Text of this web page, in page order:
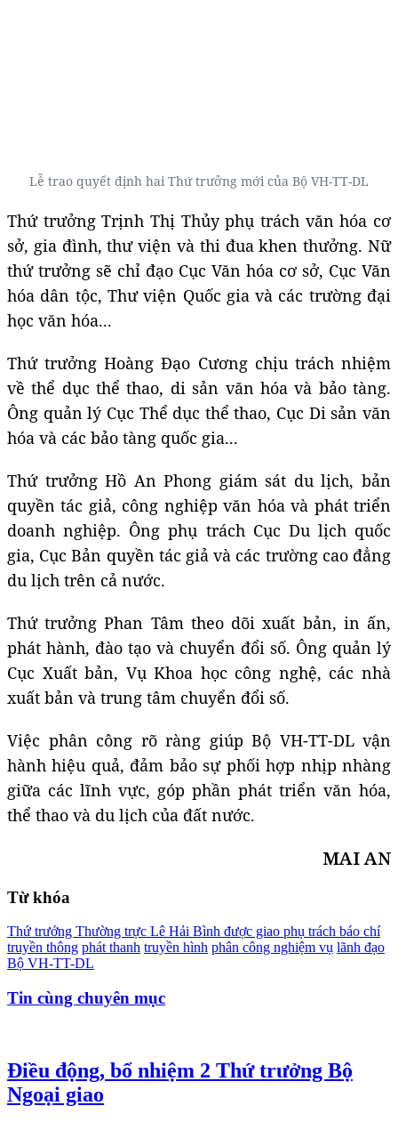
Lễ trao quyết định hai Thứ trưởng mới của Bộ VH-TT-DL
Thứ trưởng Trịnh Thị Thủy phụ trách văn hóa cơ
sở, gia đình, thư viện và thi đua khen thưởng. Nữ
thứ trưởng sẽ chỉ đạo Cục Văn hóa cơ sở, Cục Văn
hóa dân tộc, Thư viện Quốc gia và các trường đại
học văn hóa...
Thứ trưởng Hoàng Đạo Cương chịu trách nhiệm
về thể dục thể thao, di sản văn hóa và bảo tàng.
Ông quản lý Cục Thể dục thể thao, Cục Di sản văn
hóa và các bảo tàng quốc gia...
Thứ trưởng Hồ An Phong giám sát du lịch, bản
quyền tác giả, công nghiệp văn hóa và phát triển
doanh nghiệp. Ông phụ trách Cục Du lịch quốc
gia, Cục Bản quyền tác giả và các trường cao đẳng
du lịch trên cả nước.
Thứ trưởng Phan Tâm theo dõi xuất bản, in ấn,
phát hành, đào tạo và chuyển đổi số. Ông quản lý
Cục Xuất bản, Vụ Khoa học công nghệ, các nhà
xuất bản và trung tâm chuyển đổi số.
Việc phân công rõ ràng giúp Bộ VH-TT-DL vận
hành hiệu quả, đảm bảo sự phối hợp nhịp nhàng
giữa các lĩnh vực, góp phần phát triển văn hóa,
thể thao và du lịch của đất nước.
MAI AN
Từ khóa
Thứ trưởng Thường trực Lê Hải Bình được giao phụ trách báo chí
truyền thông phát thanh truyền hình phân công nghiệm vụ lãnh đạo
Bộ VH-TT-DL
Tin cùng chuyên mục
Điều động, bổ nhiệm 2 Thứ trưởng Bộ
Ngoại giao